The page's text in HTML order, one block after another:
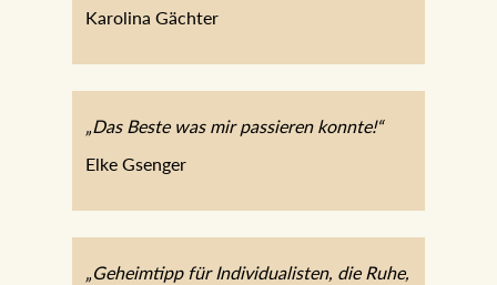
Karolina Gächter
„Das Beste was mir passieren konnte!“
Elke Gsenger
„Geheimtipp für Individualisten, die Ruhe,